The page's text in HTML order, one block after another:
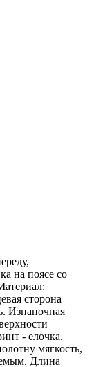
на поясе со
сторона
Изнаночная
- елочка.
мягкость,
Длина